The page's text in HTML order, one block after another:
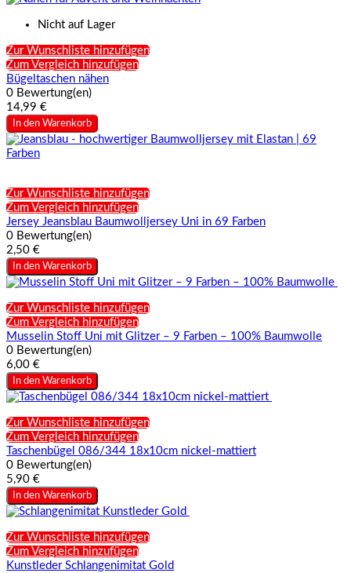
Nicht auf Lager
Zur Wunschliste hinzufügen
Zum Vergleich hinzufügen
Bügeltaschen nähen
0 Bewertung(en)
14,99 €
In den Warenkorb
Zur Wunschliste hinzufügen
Zum Vergleich hinzufügen
Jersey Jeansblau Baumwolljersey Uni in 69 Farben
0 Bewertung(en)
2,50 €
In den Warenkorb
Zur Wunschliste hinzufügen
Zum Vergleich hinzufügen
Musselin Stoff Uni mit Glitzer – 9 Farben – 100% Baumwolle
0 Bewertung(en)
6,00 €
In den Warenkorb
Zur Wunschliste hinzufügen
Zum Vergleich hinzufügen
Taschenbügel 086/344 18x10cm nickel-mattiert
0 Bewertung(en)
5,90 €
In den Warenkorb
Zur Wunschliste hinzufügen
Zum Vergleich hinzufügen
Kunstleder Schlangenimitat Gold